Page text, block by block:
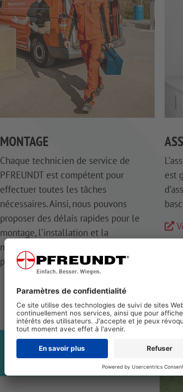
MONTAGE
Chaque technicien de service de
PFREUNDT est compétent pour
effectuer toutes les tâches
nécessaires. Ainsi, nous pouvons
proposer des délais rapides pour le
montage, l’installation et la
maintenance des technologies de
pesage mobiles et stationnaires.
est